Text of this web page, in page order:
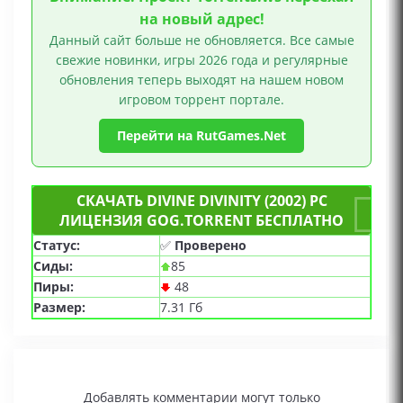
на новый адрес!
Данный сайт больше не обновляется. Все самые
свежие новинки, игры 2026 года и регулярные
обновления теперь выходят на нашем новом
игровом торрент портале.
Перейти на RutGames.Net
СКАЧАТЬ DIVINE DIVINITY (2002) PC
ЛИЦЕНЗИЯ GOG.TORRENT БЕСПЛАТНО
Статус: ✅ Проверено
Сиды:
85
Пиры:
48
Размер:
7.31 Гб
Добавлять комментарии могут только